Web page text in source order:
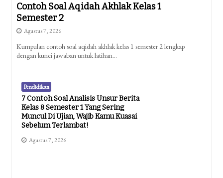
Contoh Soal Aqidah Akhlak Kelas 1
Semester 2
Agustus 7, 2026
Kumpulan contoh soal aqidah akhlak kelas 1 semester 2 lengkap
dengan kunci jawaban untuk latihan…
Pendidikan
7 Contoh Soal Analisis Unsur Berita
Kelas 8 Semester 1 Yang Sering
Muncul Di Ujian, Wajib Kamu Kuasai
Sebelum Terlambat!
Agustus 7, 2026